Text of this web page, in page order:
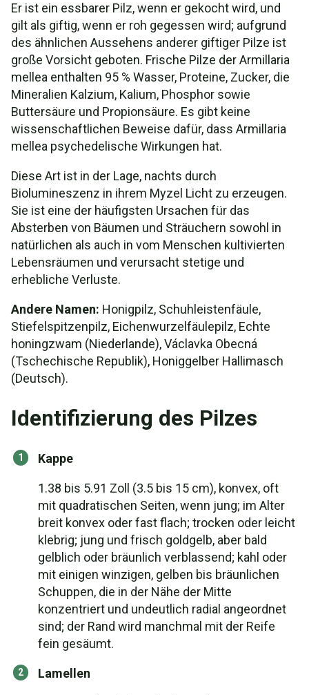
Das Rezept: Mit Honig glasierte Pilz-
Schweinekoteletts
Kochrezept: Honig-Pilz-Piroggen
Armillaria mellea Video
Er ist ein essbarer Pilz, wenn er gekocht wird, und
gilt als giftig, wenn er roh gegessen wird; aufgrund
des ähnlichen Aussehens anderer giftiger Pilze ist
große Vorsicht geboten. Frische Pilze der Armillaria
mellea enthalten 95 % Wasser, Proteine, Zucker, die
Mineralien Kalzium, Kalium, Phosphor sowie
Buttersäure und Propionsäure. Es gibt keine
wissenschaftlichen Beweise dafür, dass Armillaria
mellea psychedelische Wirkungen hat.
Diese Art ist in der Lage, nachts durch
Biolumineszenz in ihrem Myzel Licht zu erzeugen.
Sie ist eine der häufigsten Ursachen für das
Absterben von Bäumen und Sträuchern sowohl in
natürlichen als auch in vom Menschen kultivierten
Lebensräumen und verursacht stetige und
erhebliche Verluste.
Andere Namen: Honigpilz, Schuhleistenfäule,
Stiefelspitzenpilz, Eichenwurzelfäulepilz, Echte
honingzwam (Niederlande), Václavka Obecná
(Tschechische Republik), Honiggelber Hallimasch
(Deutsch).
Identifizierung des Pilzes
Kappe
1.38 bis 5.91 Zoll (3.5 bis 15 cm), konvex, oft
mit quadratischen Seiten, wenn jung; im Alter
breit konvex oder fast flach; trocken oder leicht
klebrig; jung und frisch goldgelb, aber bald
gelblich oder bräunlich verblassend; kahl oder
mit einigen winzigen, gelben bis bräunlichen
Schuppen, die in der Nähe der Mitte
konzentriert und undeutlich radial angeordnet
sind; der Rand wird manchmal mit der Reife
fein gesäumt.
Lamellen